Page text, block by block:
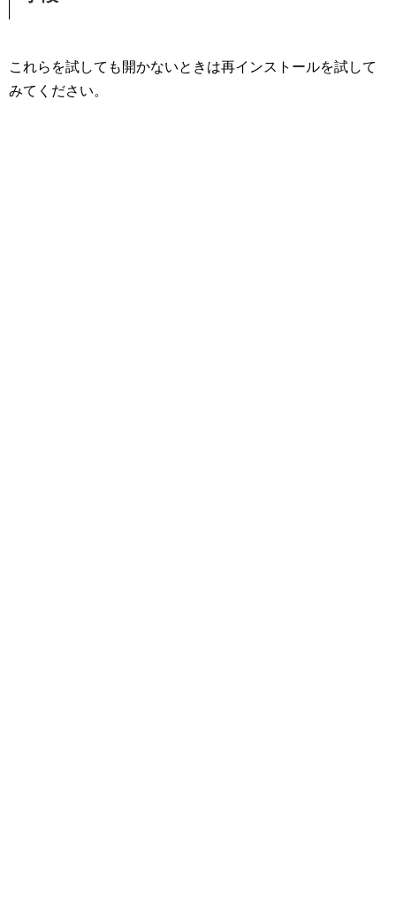
これらを試しても開かないときは再インストールを試して
みてください。